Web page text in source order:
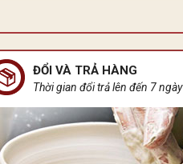
ĐỔI VÀ TRẢ HÀNG
Thời gian đổi trả lên đến 7 ngày